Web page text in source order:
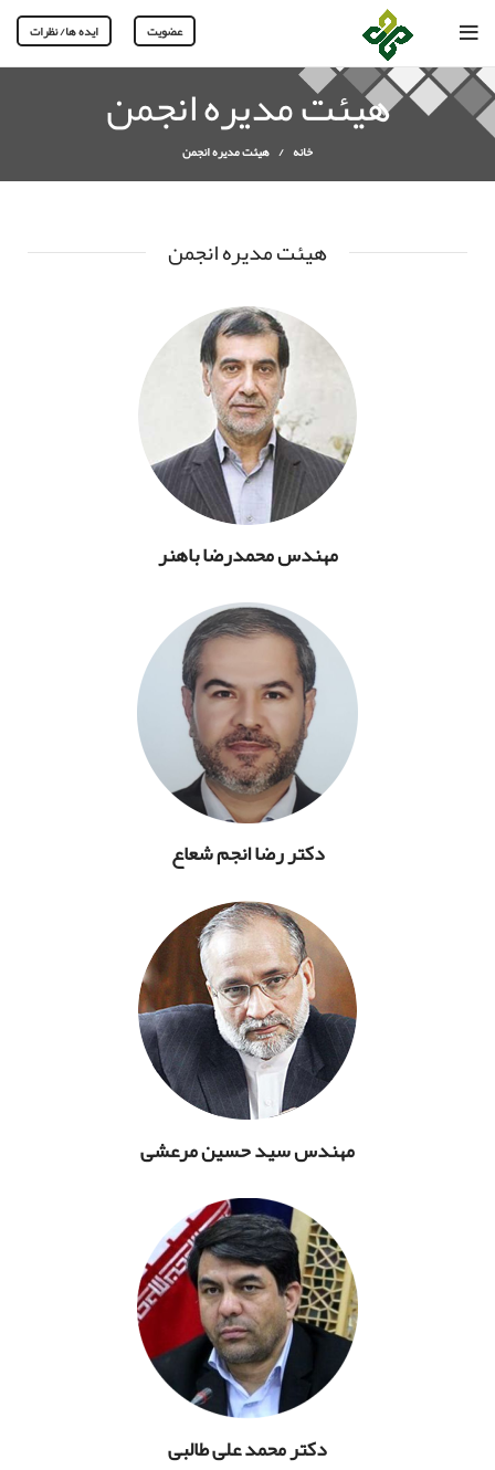
عضویت ایده ها/ نظرات
هیئت مدیره انجمن
خانه هیئت مدیره انجمن
هیئت مدیره انجمن
مهندس محمدرضا باهنر
دکتر رضا انجم شعاع
مهندس سید حسین مرعشی
دکتر محمد علی طالبی